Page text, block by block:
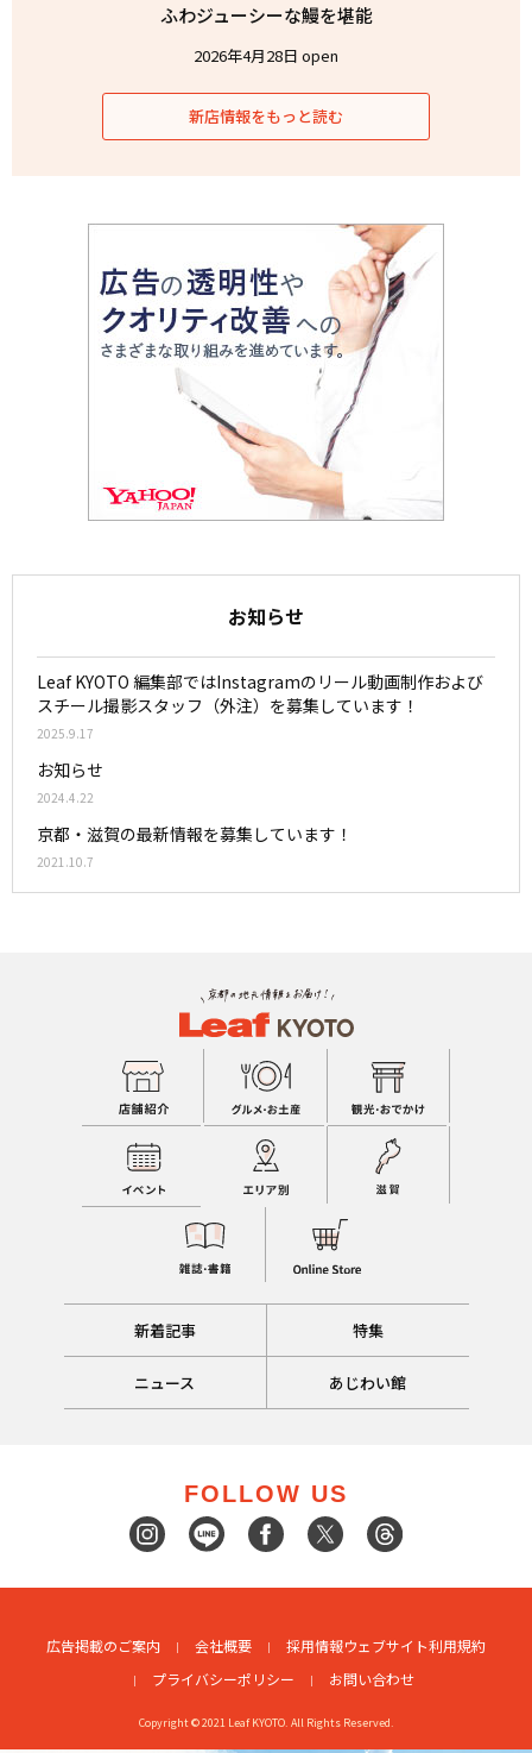
ふわジューシーな鰻を堪能
2026年4月28日 open
新店情報をもっと読む
お知らせ
Leaf KYOTO 編集部ではInstagramのリール動画制作および
スチール撮影スタッフ（外注）を募集しています！
2025.9.17
お知らせ
2024.4.22
京都・滋賀の最新情報を募集しています！
2021.10.7
新着記事 特集
ニュース あじわい館
FOLLOW US
広告掲載のご案内 会社概要 採用情報ウェブサイト利用規約
プライバシーポリシー
お問い合わせ
Copyright © 2021 Leaf KYOTO. All Rights Reserved.